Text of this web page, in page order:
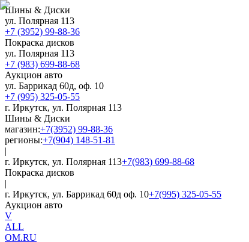
Шины & Диски
ул. Полярная 113
+7 (3952) 99-88-36
Покраска дисков
ул. Полярная 113
+7 (983) 699-88-68
Аукцион авто
ул. Баррикад 60д, оф. 10
+7 (995) 325-05-55
г. Иркутск, ул. Полярная 113
Шины & Диски
магазин:+7(3952) 99-88-36
регионы:+7(904) 148-51-81
|
г. Иркутск, ул. Полярная 113+7(983) 699-88-68
Покраска дисков
|
г. Иркутск, ул. Баррикад 60д оф. 10+7(995) 325-05-55
Аукцион авто
V
ALL
OM.RU